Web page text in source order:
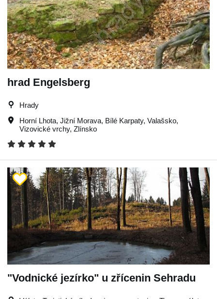
hrad Engelsberg
Hrady
Horní Lhota, Jižní Morava, Bílé Karpaty, Valašsko,
Vizovické vrchy, Zlínsko
"Vodnické jezírko" u zřícenin Sehradu